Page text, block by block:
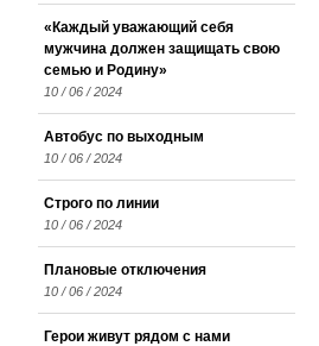
«Каждый уважающий себя
мужчина должен защищать свою
семью и Родину»
10 / 06 / 2024
Автобус по выходным
10 / 06 / 2024
Строго по линии
10 / 06 / 2024
Плановые отключения
10 / 06 / 2024
Герои живут рядом с нами